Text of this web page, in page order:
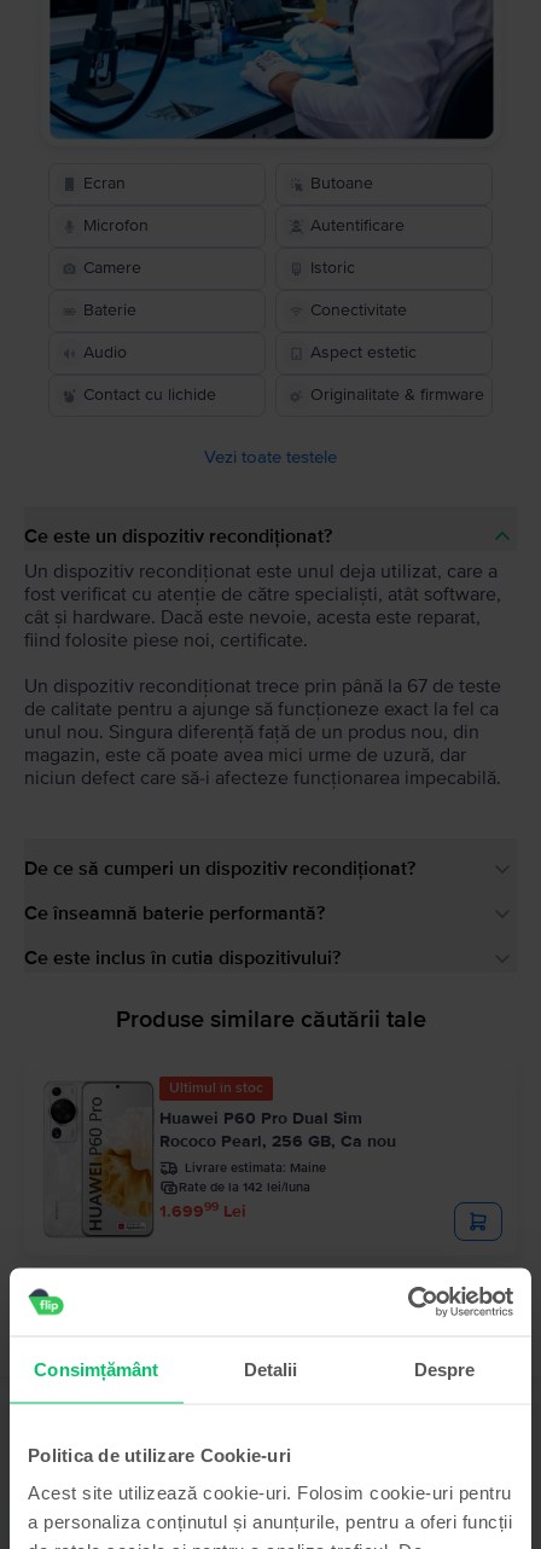
Consimțământ Detalii Despre
Politica de utilizare Cookie-uri
Acest site utilizează cookie-uri. Folosim cookie-uri pentru
a personaliza conținutul și anunțurile, pentru a oferi funcții
Ecran Butoane
Microfon Autentificare
Camere Istoric
Baterie Conectivitate
Audio Aspect estetic
Contact cu lichide Originalitate & firmware
Vezi toate testele
Ce este un dispozitiv recondiționat?
Un dispozitiv recondiționat este unul deja utilizat, care a
fost verificat cu atenție de către specialiști, atât software,
cât și hardware. Dacă este nevoie, acesta este reparat,
fiind folosite piese noi, certificate.
Un dispozitiv recondiționat trece prin până la 67 de teste
de calitate pentru a ajunge să funcționeze exact la fel ca
unul nou. Singura diferență față de un produs nou, din
magazin, este că poate avea mici urme de uzură, dar
niciun defect care să-i afecteze funcționarea impecabilă.
De ce să cumperi un dispozitiv recondiționat?
Ce înseamnă baterie performantă?
Ce este inclus în cutia dispozitivului?
Produse similare căutării tale
Ultimul în stoc
Huawei P60 Pro Dual Sim
Rococo Pearl, 256 GB, Ca nou
Livrare estimata: Maine
Rate de la 142 lei/luna
1.69999 Lei
Telefon mobil Huawei Mate 50 Pro Dual Sim, Orange, 512 GB, Excelent
Vezi mai mult